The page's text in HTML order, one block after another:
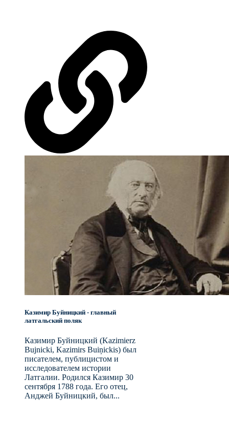
Казимир Буйницкий - главный
латгальский поляк
Казимир Буйницкий (Kazimierz
Bujnicki, Kazimirs Buiņickis) был
писателем, публицистом и
исследователем истории
Латгалии. Родился Казимир 30
сентября 1788 года. Его отец,
Анджей Буйницкий, был...